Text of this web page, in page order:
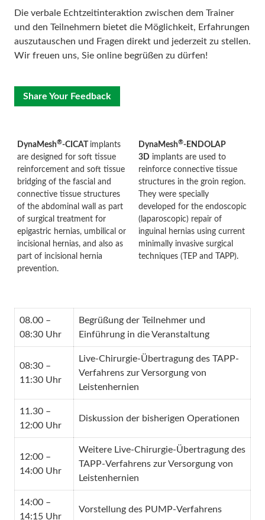
Die verbale Echtzeitinteraktion zwischen dem Trainer
und den Teilnehmern bietet die Möglichkeit, Erfahrungen
auszutauschen und Fragen direkt und jederzeit zu stellen.
Wir freuen uns, Sie online begrüßen zu dürfen!
Share Your Feedback
DynaMesh®-CICAT implants
are designed for soft tissue
reinforcement and soft tissue
bridging of the fascial and
connective tissue structures
of the abdominal wall as part
of surgical treatment for
epigastric hernias, umbilical or
incisional hernias, and also as
part of incisional hernia
prevention.
DynaMesh®-ENDOLAP
3D implants are used to
reinforce connective tissue
structures in the groin region.
They were specially
developed for the endoscopic
(laparoscopic) repair of
inguinal hernias using current
minimally invasive surgical
techniques (TEP and TAPP).
08.00 –
08:30 Uhr
Begrüßung der Teilnehmer und
Einführung in die Veranstaltung
08:30 –
11:30 Uhr
Live-Chirurgie-Übertragung des TAPP-
Verfahrens zur Versorgung von
Leistenhernien
11.30 –
12:00 Uhr
Diskussion der bisherigen Operationen
12:00 –
14:00 Uhr
Weitere Live-Chirurgie-Übertragung des
TAPP-Verfahrens zur Versorgung von
Leistenhernien
14:00 –
14:15 Uhr
Vorstellung des PUMP-Verfahrens